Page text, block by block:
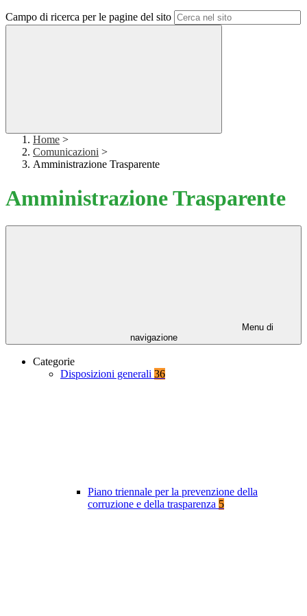
Campo di ricerca per le pagine del sito
Home >
Comunicazioni >
Amministrazione Trasparente
Amministrazione Trasparente
Menu di
navigazione
Categorie
Disposizioni generali 36
Piano triennale per la prevenzione della
corruzione e della trasparenza 5